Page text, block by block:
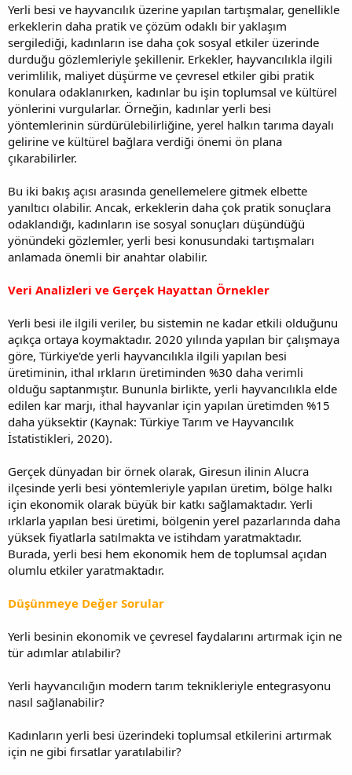
Yerli besi ve hayvancılık üzerine yapılan tartışmalar, genellikle
erkeklerin daha pratik ve çözüm odaklı bir yaklaşım
sergilediği, kadınların ise daha çok sosyal etkiler üzerinde
durduğu gözlemleriyle şekillenir. Erkekler, hayvancılıkla ilgili
verimlilik, maliyet düşürme ve çevresel etkiler gibi pratik
konulara odaklanırken, kadınlar bu işin toplumsal ve kültürel
yönlerini vurgularlar. Örneğin, kadınlar yerli besi
yöntemlerinin sürdürülebilirliğine, yerel halkın tarıma dayalı
gelirine ve kültürel bağlara verdiği önemi ön plana
çıkarabilirler.
Bu iki bakış açısı arasında genellemelere gitmek elbette
yanıltıcı olabilir. Ancak, erkeklerin daha çok pratik sonuçlara
odaklandığı, kadınların ise sosyal sonuçları düşündüğü
yönündeki gözlemler, yerli besi konusundaki tartışmaları
anlamada önemli bir anahtar olabilir.
Veri Analizleri ve Gerçek Hayattan Örnekler
Yerli besi ile ilgili veriler, bu sistemin ne kadar etkili olduğunu
açıkça ortaya koymaktadır. 2020 yılında yapılan bir çalışmaya
göre, Türkiye'de yerli hayvancılıkla ilgili yapılan besi
üretiminin, ithal ırkların üretiminden %30 daha verimli
olduğu saptanmıştır. Bununla birlikte, yerli hayvancılıkla elde
edilen kar marjı, ithal hayvanlar için yapılan üretimden %15
daha yüksektir (Kaynak: Türkiye Tarım ve Hayvancılık
İstatistikleri, 2020).
Gerçek dünyadan bir örnek olarak, Giresun ilinin Alucra
ilçesinde yerli besi yöntemleriyle yapılan üretim, bölge halkı
için ekonomik olarak büyük bir katkı sağlamaktadır. Yerli
ırklarla yapılan besi üretimi, bölgenin yerel pazarlarında daha
yüksek fiyatlarla satılmakta ve istihdam yaratmaktadır.
Burada, yerli besi hem ekonomik hem de toplumsal açıdan
olumlu etkiler yaratmaktadır.
Düşünmeye Değer Sorular
Yerli besinin ekonomik ve çevresel faydalarını artırmak için ne
tür adımlar atılabilir?
Yerli hayvancılığın modern tarım teknikleriyle entegrasyonu
nasıl sağlanabilir?
Kadınların yerli besi üzerindeki toplumsal etkilerini artırmak
için ne gibi fırsatlar yaratılabilir?